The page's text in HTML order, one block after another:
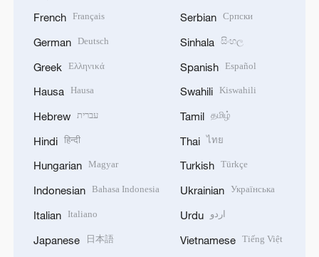
French Français
German Deutsch
Greek Ελληνικά
Hausa Hausa
Hebrew עברית
Hindi हिन्दी
Hungarian Magyar
Indonesian Bahasa Indonesia
Italian Italiano
Japanese 日本語
Serbian Српски
Sinhala සිංහල
Spanish Español
Swahili Kiswahili
Tamil தமிழ்
Thai ไทย
Turkish Türkçe
Ukrainian Українська
Urdu اردو
Vietnamese Tiếng Việt